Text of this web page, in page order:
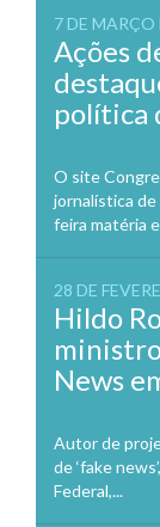
7 DE MARÇO
Ações
política
O site
jornalística
feira matéria
28 DE
Hildo
News
Autor de
de ‘fake
Federal,...